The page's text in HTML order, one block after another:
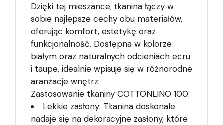
Dzięki tej mieszance, tkanina łączy w
sobie najlepsze cechy obu materiałów,
oferując komfort, estetykę oraz
funkcjonalność. Dostępna w kolorze
białym oraz naturalnych odcieniach ecru
i taupe, idealnie wpisuje się w różnorodne
aranżacje wnętrz.
Zastosowanie tkaniny COTTONLINO 100:
Lekkie zasłony: Tkanina doskonale
nadaje się na dekoracyjne zasłony, które